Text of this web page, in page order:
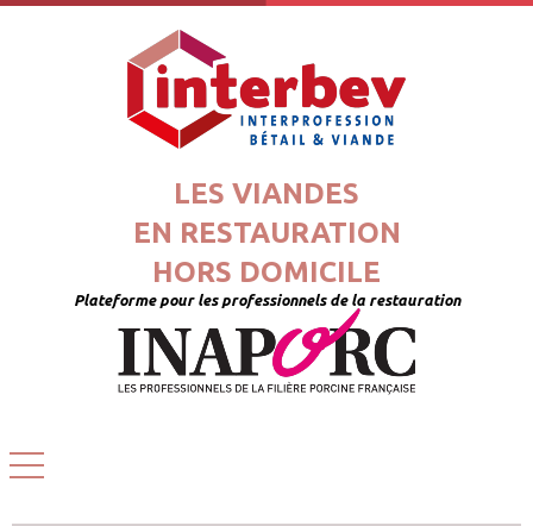
LES VIANDES
EN RESTAURATION
HORS DOMICILE
Plateforme pour les professionnels de la restauration